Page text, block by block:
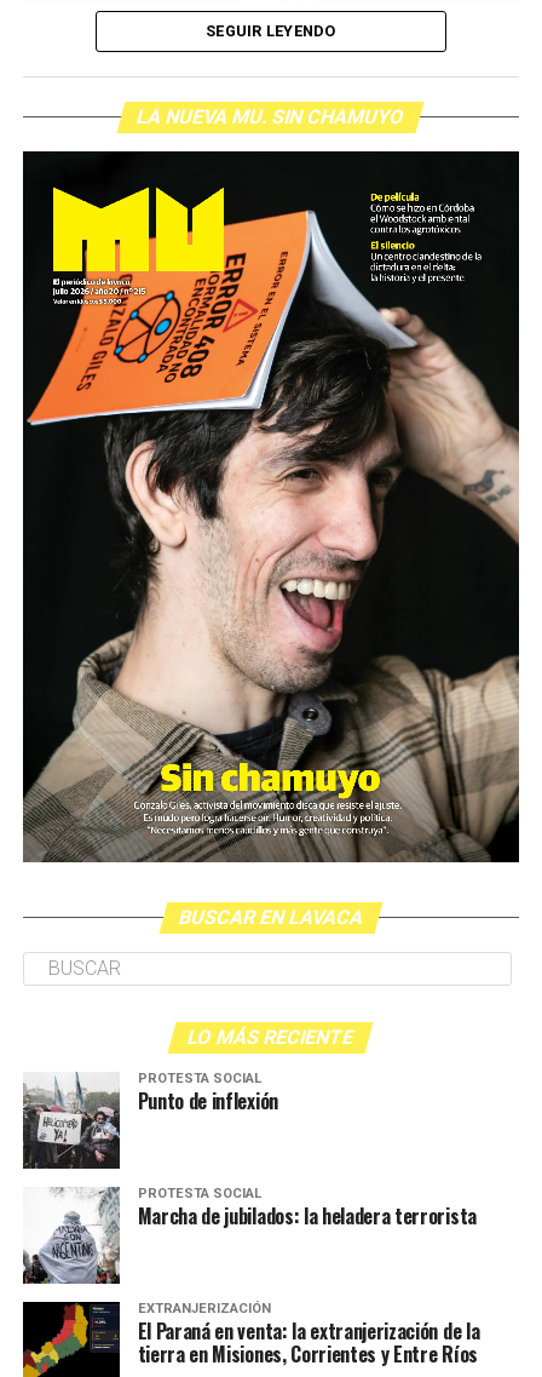
SEGUIR LEYENDO
LA NUEVA MU. SIN CHAMUYO
BUSCAR EN LAVACA
LO MÁS RECIENTE
PROTESTA SOCIAL
Punto de inflexión
PROTESTA SOCIAL
Marcha de jubilados: la heladera terrorista
EXTRANJERIZACIÓN
El Paraná en venta: la extranjerización de la
tierra en Misiones, Corrientes y Entre Ríos